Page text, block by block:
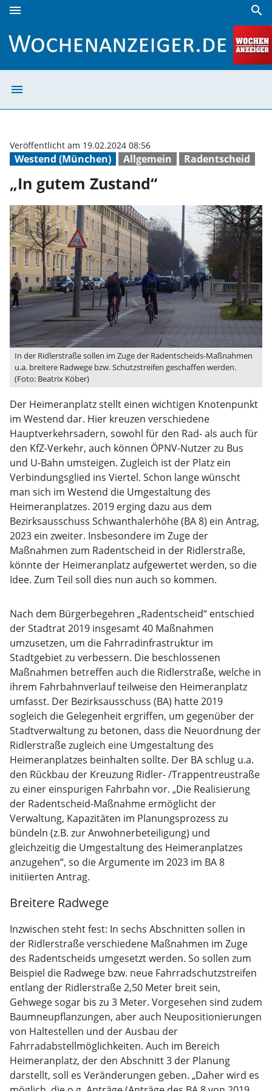
menu search
menu
Westend (München) Allgemein Radentscheid
Veröffentlicht am 19.02.2024 08:56
„In gutem Zustand“
In der Ridlerstraße sollen im Zuge der Radentscheids-Maßnahmen
u.a. breitere Radwege bzw. Schutzstreifen geschaffen werden.
(Foto: Beatrix Köber)
Der Heimeranplatz stellt einen wichtigen Knotenpunkt
im Westend dar. Hier kreuzen verschiedene
Hauptverkehrsadern, sowohl für den Rad- als auch für
den KfZ-Verkehr, auch können ÖPNV-Nutzer zu Bus
und U-Bahn umsteigen. Zugleich ist der Platz ein
Verbindungsglied ins Viertel. Schon lange wünscht
man sich im Westend die Umgestaltung des
Heimeranplatzes. 2019 erging dazu aus dem
Bezirksausschuss Schwanthalerhöhe (BA 8) ein Antrag,
2023 ein zweiter. Insbesondere im Zuge der
Maßnahmen zum Radentscheid in der Ridlerstraße,
könnte der Heimeranplatz aufgewertet werden, so die
Idee. Zum Teil soll dies nun auch so kommen.
Nach dem Bürgerbegehren „Radentscheid“ entschied
der Stadtrat 2019 insgesamt 40 Maßnahmen
umzusetzen, um die Fahrradinfrastruktur im
Stadtgebiet zu verbessern. Die beschlossenen
Maßnahmen betreffen auch die Ridlerstraße, welche in
ihrem Fahrbahnverlauf teilweise den Heimeranplatz
umfasst. Der Bezirksausschuss (BA) hatte 2019
sogleich die Gelegenheit ergriffen, um gegenüber der
Stadtverwaltung zu betonen, dass die Neuordnung der
Ridlerstraße zugleich eine Umgestaltung des
Heimeranplatzes beinhalten sollte. Der BA schlug u.a.
den Rückbau der Kreuzung Ridler- /Trappentreustraße
zu einer einspurigen Fahrbahn vor. „Die Realisierung
der Radentscheid-Maßnahme ermöglicht der
Verwaltung, Kapazitäten im Planungsprozess zu
bündeln (z.B. zur Anwohnerbeteiligung) und
gleichzeitig die Umgestaltung des Heimeranplatzes
anzugehen“, so die Argumente im 2023 im BA 8
initiierten Antrag.
Breitere Radwege
Inzwischen steht fest: In sechs Abschnitten sollen in
der Ridlerstraße verschiedene Maßnahmen im Zuge
des Radentscheids umgesetzt werden. So sollen zum
Beispiel die Radwege bzw. neue Fahrradschutzstreifen
entlang der Ridlerstraße 2,50 Meter breit sein,
Gehwege sogar bis zu 3 Meter. Vorgesehen sind zudem
Baumneupflanzungen, aber auch Neupositionierungen
von Haltestellen und der Ausbau der
Fahrradabstellmöglichkeiten. Auch im Bereich
Heimeranplatz, der den Abschnitt 3 der Planung
darstellt, soll es Veränderungen geben. „Daher wird es